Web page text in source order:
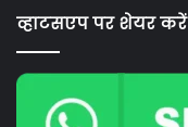
व्हाटसएप पर शेयर करें